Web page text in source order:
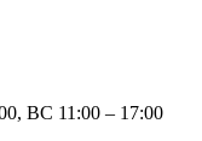
ВС 11:00 – 17:00